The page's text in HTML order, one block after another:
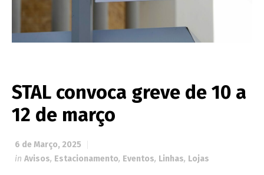
STAL convoca greve de 10 a
12 de março
6 de Março, 2025
in Avisos, Estacionamento, Eventos, Linhas, Lojas